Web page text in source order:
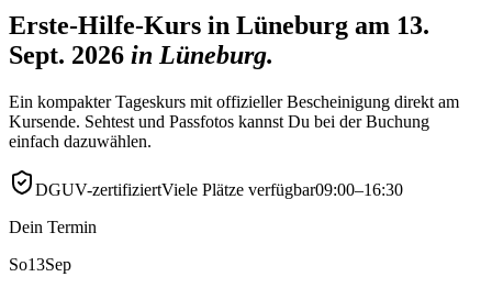
Erste-Hilfe-Kurs in Lüneburg am 13.
Sept. 2026 in Lüneburg.
Ein kompakter Tageskurs mit offizieller Bescheinigung direkt am
Kursende. Sehtest und Passfotos kannst Du bei der Buchung
einfach dazuwählen.
DGUV-zertifiziertViele Plätze verfügbar09:00–16:30
Dein Termin
So13Sep